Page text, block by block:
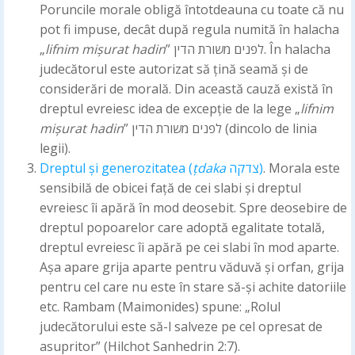
Poruncile morale obligă întotdeauna cu toate că nu
pot fi impuse, decât după regula numită în halacha
„lifnim mișurat hadin” לפנים משורת הדין. În halacha
judecătorul este autorizat să țină seamă și de
considerări de morală. Din această cauză există în
dreptul evreiesc idea de excepție de la lege „lifnim
mișurat hadin” לפנים משורת הדין (dincolo de linia
legii).
Dreptul și generozitatea (țdaka צדקה). Morala este
sensibilă de obicei față de cei slabi și dreptul
evreiesc îi apără în mod deosebit. Spre deosebire de
dreptul popoarelor care adoptă egalitate totală,
dreptul evreiesc îi apără pe cei slabi în mod aparte.
Așa apare grija aparte pentru văduvă și orfan, grija
pentru cel care nu este în stare să-și achite datoriile
etc. Rambam (Maimonides) spune: „Rolul
judecătorului este să-l salveze pe cel opresat de
asupritor” (Hilchot Sanhedrin 2:7).